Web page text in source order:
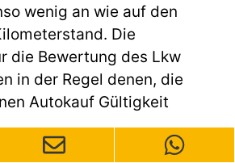
wenig an wie auf den
Die
die Bewertung des Lkw
in der Regel denen, die
Autokauf Gültigkeit